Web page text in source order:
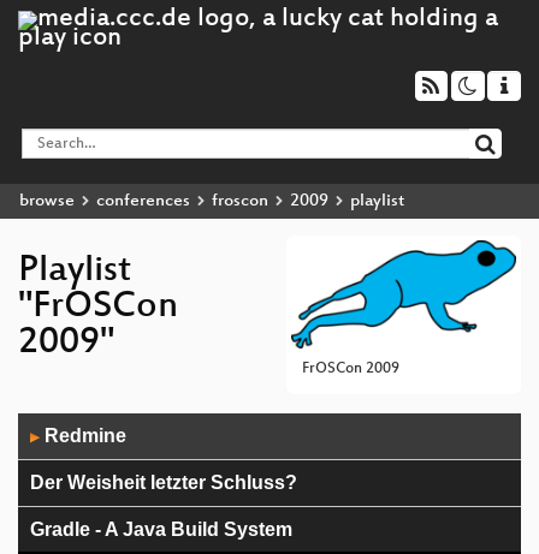
browse conferences froscon 2009 playlist
FrOSCon 2009
Playlist
"FrOSCon
2009"
Player
▶ Redmine
Der Weisheit letzter Schluss?
Gradle - A Java Build System